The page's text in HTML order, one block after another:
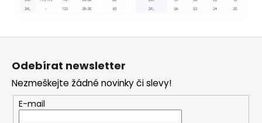
Odebírat newsletter
Nezmeškejte žádné novinky či slevy!
E-mail